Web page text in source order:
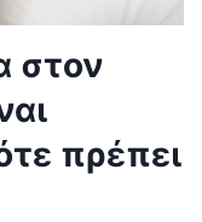
στον
πρέπει